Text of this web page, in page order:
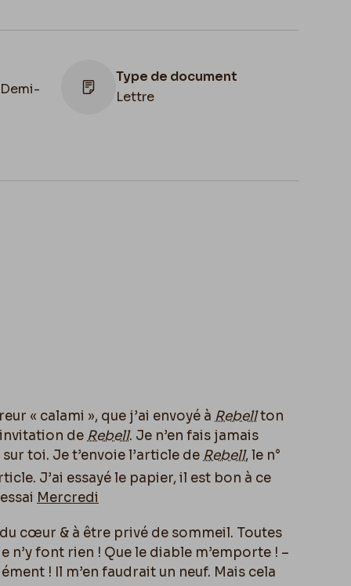
Type de document
Lettre
Apostille
« calami », que j’ai envoyé à Rebellton
de Rebell. Je n’en fais jamais
toi. Je t’envoie l’article de Rebell, le n°
J’ai essayé le papier, il est bon à ce
Mercredi
cœur & à être privé de sommeil. Toutes
n’y font rien ! Que le diable m’emporte ! –
! Il m’en faudrait un neuf. Mais cela